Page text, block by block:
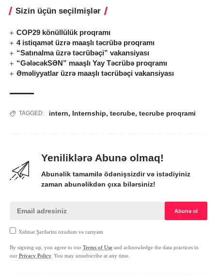
Sizin üçün seçilmişlər
COP29 könüllülük proqramı
4 istiqamət üzrə maaşlı təcrübə proqramı
“Satınalma üzrə təcrübəçi” vakansiyası
“GələcəkSƏN” maaşlı Yay Təcrübə proqramı
Əməliyyatlar üzrə maaşlı təcrübəçi vakansiyası
TAGGED: intern, Internship, tecrube, tecrube proqrami
Yeniliklərə Abunə olmaq!
Abunəlik tamamilə ödənişsizdir və istədiyiniz
zaman abunəlikdən çıxa bilərsiniz!
Xidmət Şərtlərini oxudum və razıyam
By signing up, you agree to our Terms of Use and acknowledge the data practices in
our Privacy Policy. You may unsubscribe at any time.